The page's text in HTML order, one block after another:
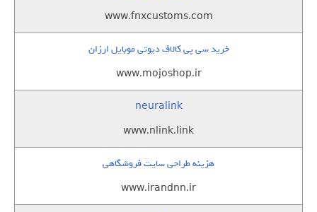
www.fnxcustoms.com
خرید سی پی کالاف دیوتی موبایل ارزان
www.mojoshop.ir
neuralink
www.nlink.link
هزینه طراحی سایت فروشگاهی
www.irandnn.ir